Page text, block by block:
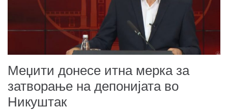
Меџити донесе итна мерка за
затворање на депонијата во
Никуштак